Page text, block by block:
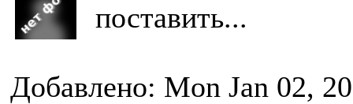
поставить...
Добавлено: Mon Jan 02,